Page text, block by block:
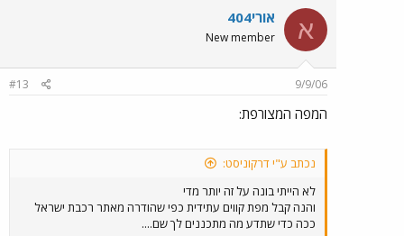
א אורי404
New member
9/9/06
#13
המפה המצורפת:
נכתב ע"י דרקוניסט:
לא הייתי בונה על זה יותר מדי
והנה קבל מפת קווים עתידית כפי שהודרה מאתר רכבת ישראל
ככה כדי שתדע מה מתכננים לך שם....